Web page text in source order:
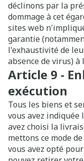
déclinons par la
dommage à cet
sites web
garantie
l'exhaustivité de
absence de virus) à
Article 9 -
exécution
Tous les biens et
vous avez indiquée
avez choisi la
mettons ce mode
vous avez opté